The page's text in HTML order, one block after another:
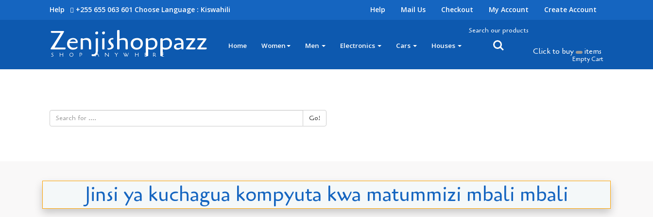
Help +255 655 063 601 Choose Language : Kiswahili Help Mail Us Checkout My Account Create Account
Zenjishoppazz
SHOP ANYWHERE
Home Women Men Electronics Cars Houses
Search our products
Click to buy items
Empty Cart
Go!
Jinsi ya kuchagua kompyuta kwa matummizi mbali mbali